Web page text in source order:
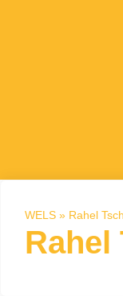
WELS » Rahel
Rahel